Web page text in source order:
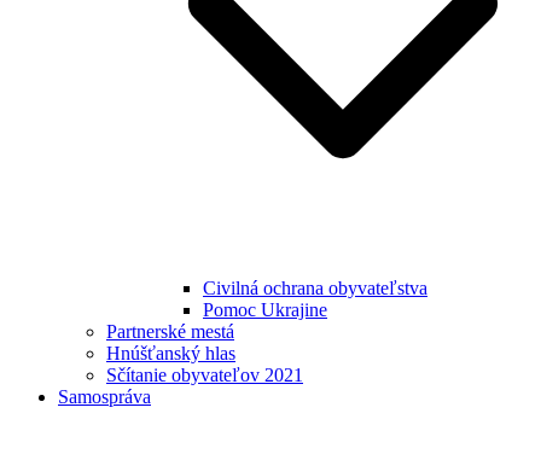
Civilná ochrana obyvateľstva
Pomoc Ukrajine
Partnerské mestá
Hnúšťanský hlas
Sčítanie obyvateľov 2021
Samospráva